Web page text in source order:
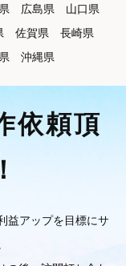
広島県
山口県
佐賀県
長崎県
沖縄県
依頼頂
益アップを目標にサ